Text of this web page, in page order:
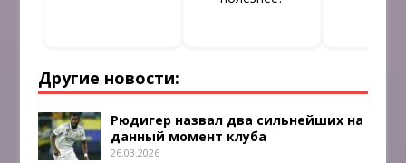
Другие новости:
Рюдигер назвал два сильнейших на
данный момент клуба
26.03.2026